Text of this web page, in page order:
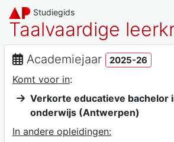
Studiegids
Taalvaardige
Academiejaar 2025-26
Komt voor in:
Verkorte educatieve bachelor
onderwijs (Antwerpen)
In andere opleidingen: